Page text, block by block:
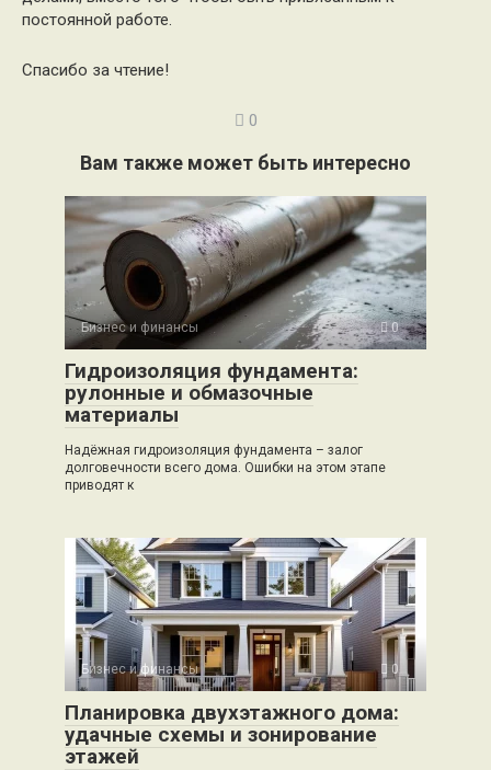
постоянной работе.
Спасибо за чтение!
0
Вам также может быть интересно
Бизнес и финансы 0
Гидроизоляция фундамента:
рулонные и обмазочные
материалы
Надёжная гидроизоляция фундамента – залог
долговечности всего дома. Ошибки на этом этапе
приводят к
Бизнес и финансы 0
Планировка двухэтажного дома:
удачные схемы и зонирование
этажей